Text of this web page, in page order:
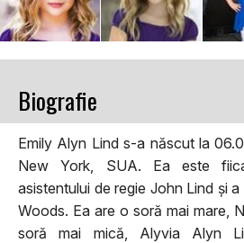
Biografie
Emily Alyn Lind s-a născut la
New York, SUA. Ea este
asistentului de regie John Lind și
Woods. Ea are o soră mai mare,
soră mai mică, Alyvia Alyn